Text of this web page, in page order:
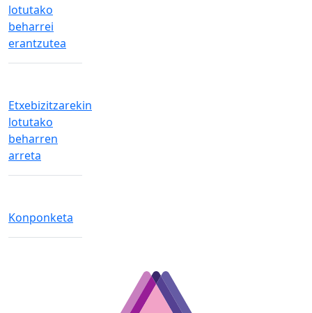
lotutako
beharrei
erantzutea
Etxebizitzarekin
lotutako
beharren
arreta
Konponketa